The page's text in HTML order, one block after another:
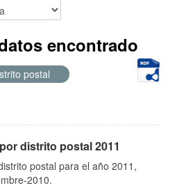
encontrado
postal
distrito postal 2011
postal para el año 2011,
2010.